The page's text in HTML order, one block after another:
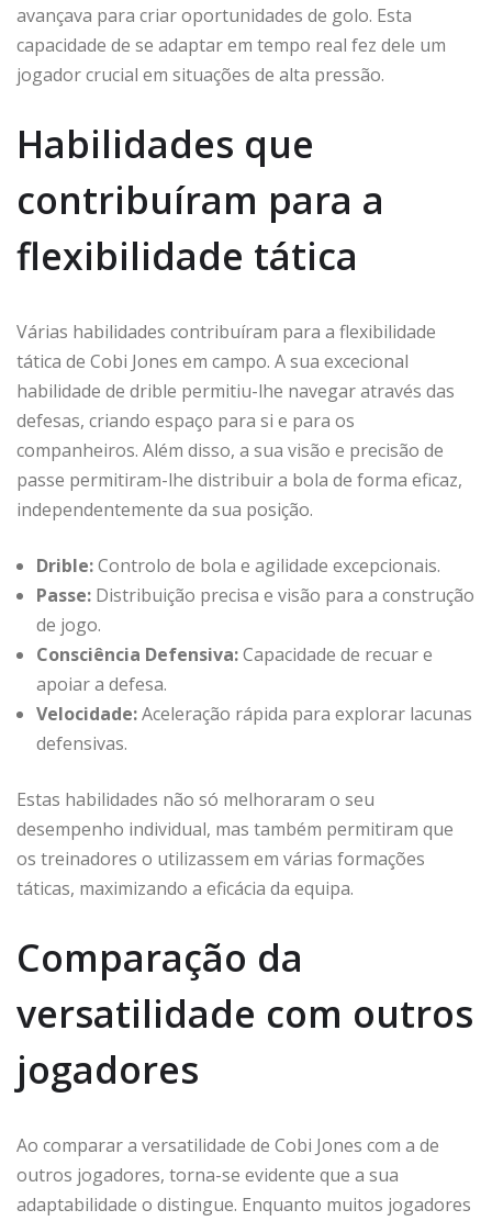
avançava para criar oportunidades de golo. Esta
capacidade de se adaptar em tempo real fez dele um
jogador crucial em situações de alta pressão.
Habilidades que
contribuíram para a
flexibilidade tática
Várias habilidades contribuíram para a flexibilidade
tática de Cobi Jones em campo. A sua excecional
habilidade de drible permitiu-lhe navegar através das
defesas, criando espaço para si e para os
companheiros. Além disso, a sua visão e precisão de
passe permitiram-lhe distribuir a bola de forma eficaz,
independentemente da sua posição.
Drible:Controlo de bola e agilidade excepcionais.
Passe: Distribuição precisa e visão para a construção
de jogo.
Consciência Defensiva:Capacidade de recuar e
apoiar a defesa.
Velocidade:Aceleração rápida para explorar lacunas
defensivas.
Estas habilidades não só melhoraram o seu
desempenho individual, mas também permitiram que
os treinadores o utilizassem em várias formações
táticas, maximizando a eficácia da equipa.
Comparação da
versatilidade com outros
jogadores
Ao comparar a versatilidade de Cobi Jones com a de
outros jogadores, torna-se evidente que a sua
adaptabilidade o distingue. Enquanto muitos jogadores